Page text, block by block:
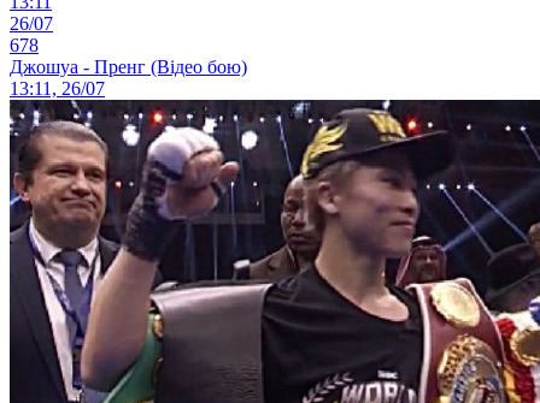
26/07
678
Джошуа - Пренг (Відео бою)
13:11, 26/07